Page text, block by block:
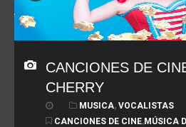
CANCIONES DE
CHERRY
MUSICA, VOCALISTAS
CANCIONES DE CINE,MÚSICA